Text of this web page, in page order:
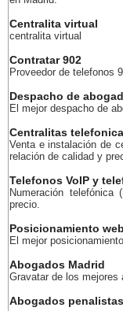
Centralita virtual
centralita virtual
Contratar 902
Proveedor de telefonos
Despacho de
El mejor despacho de
Centralitas
Venta e instalación de
relación de calidad y
Telefonos VoIP y
Numeración
precio.
Posicionamiento web
El mejor
Abogados Madrid
Gravatar de los mejores
Abogados